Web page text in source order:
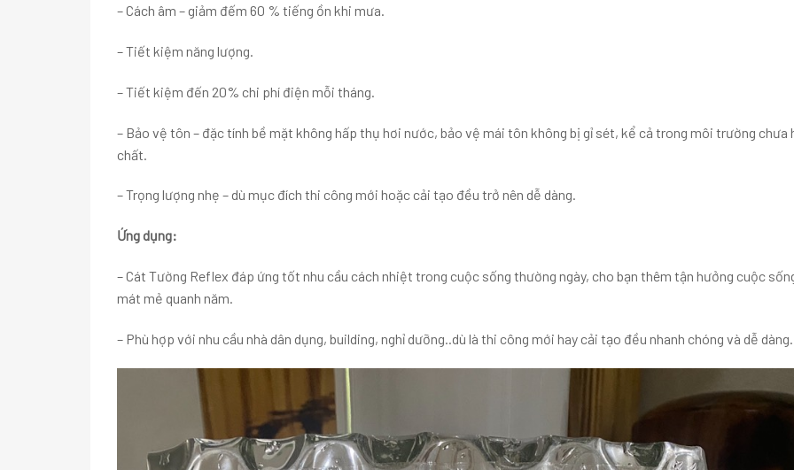
– Cách âm – giảm đếm 60 % tiếng ồn khi mưa.
– Tiết kiệm năng lượng.
– Tiết kiệm đến 20% chi phí điện mỗi tháng.
– Bảo vệ tôn – đặc tính bề mặt không hấp thụ hơi nước, bảo vệ mái tôn không bị gỉ sét, kể cả trong môi trường chưa
chất.
– Trọng lượng nhẹ – dù mục đích thi công mới hoặc cải tạo đều trở nên dễ dàng.
Ứng dụng:
– Cát Tường Reflex đáp ứng tốt nhu cầu cách nhiệt trong cuộc sống thường ngày, cho bạn thêm tận hưởng cuộc
mát mẻ quanh năm.
– Phù hợp với nhu cầu nhà dân dụng, building, nghỉ dưỡng..dù là thi công mới hay cải tạo đều nhanh chóng và dễ dàng.